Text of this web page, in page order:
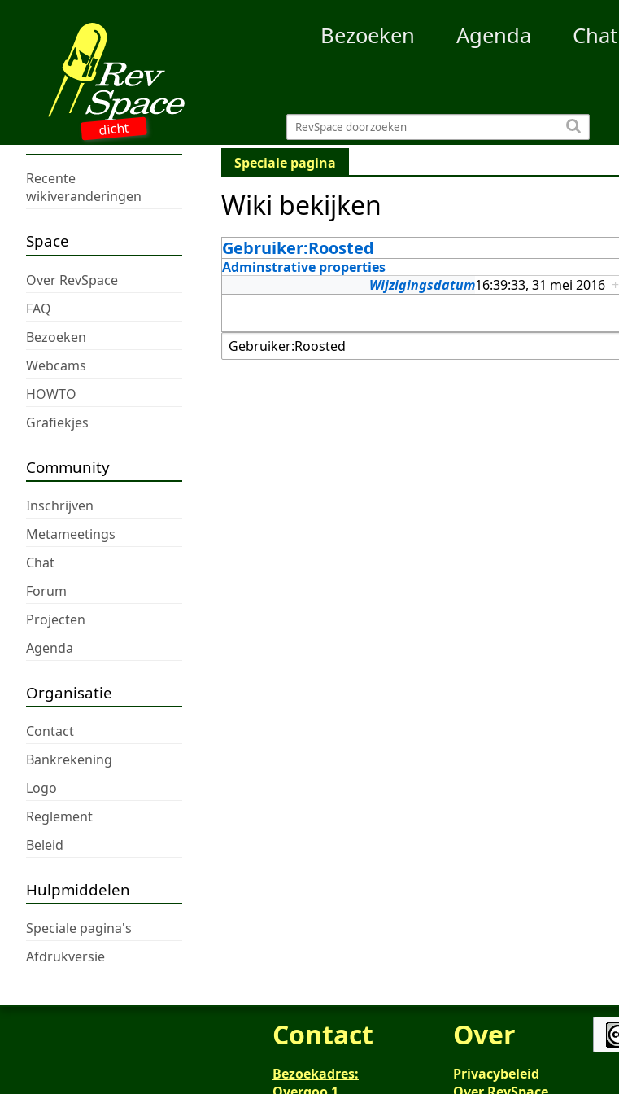
dicht
Bezoeken Agenda Chat
Recente
wikiveranderingen
Space
Over RevSpace
FAQ
Bezoeken
Webcams
HOWTO
Grafiekjes
Community
Inschrijven
Metameetings
Chat
Forum
Projecten
Agenda
Organisatie
Contact
Bankrekening
Logo
Reglement
Beleid
Hulpmiddelen
Speciale pagina's
Afdrukversie
Speciale pagina
Wiki bekijken
Gebruiker:Roosted
Adminstrative properties
Wijzigingsdatum16:39:33, 31 mei 2016 +
Contact
Bezoekadres:
Over
Privacybeleid